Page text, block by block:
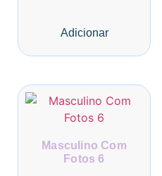
Adicionar
Masculino Com
Fotos 6